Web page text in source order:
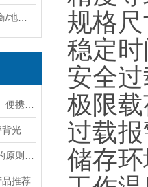
品推荐
规格
稳定
安全
极限
过载
储存